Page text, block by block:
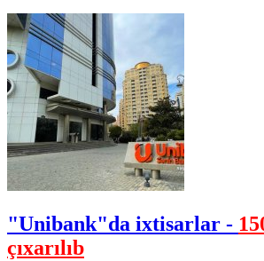
"Unibank"da ixtisarlar -
çıxarılıb